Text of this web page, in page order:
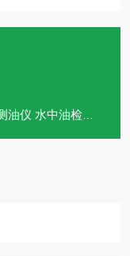
中油检测 电极法